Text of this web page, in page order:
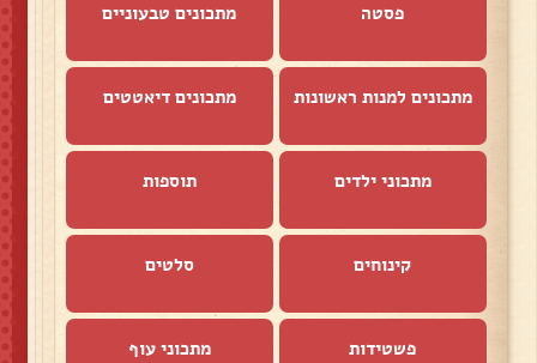
פסטה מתכונים טבעוניים
מתכונים למנות ראשונות מתכונים דיאטטים
מתכוני ילדים תוספות
קינוחים סלטים
פשטידות מתכוני עוף